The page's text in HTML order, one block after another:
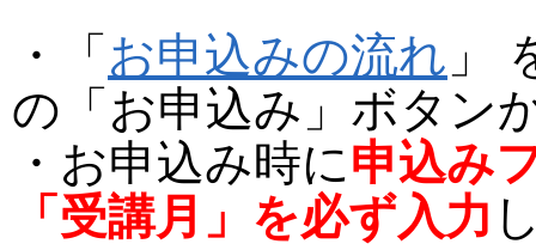
・「 お申込みの流れ 」
の「お申込み」ボタン
・お申込み時に申込み
「受講月」を必ず入力